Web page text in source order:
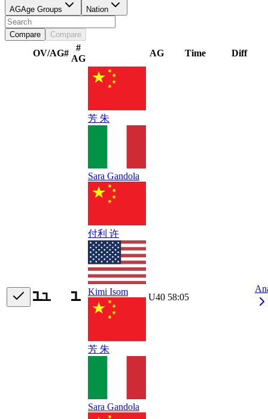
AGAge Groups Nation
Compare Compare
OV/AG#
#
AG
AG Time Diff
芳 朱
Sara Gandola
付利 许
Kimi Isom
芳 朱
Sara Gandola
U40 58:05